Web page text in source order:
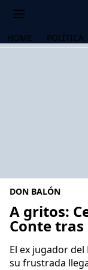
HOME POLÍTICA
DON BALÓN
A gritos:
Conte
El ex jugador
su frustrada